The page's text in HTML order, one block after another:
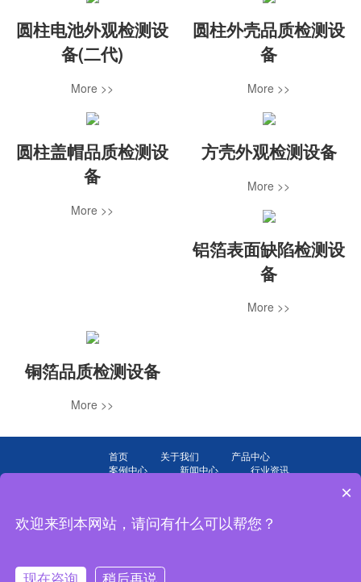
圆柱电池外观检测设
备(二代)
More >>
圆柱外壳品质检测设
备
More >>
圆柱盖帽品质检测设
备
More >>
方壳外观检测设备
More >>
铝箔表面缺陷检测设
备
More >>
铜箔品质检测设备
More >>
首页 关于我们
产品中心
案例中心
新闻中心
行业资讯
网站地图
×
欢迎来到本网站，请问有什么可以帮您？
现在咨询 稍后再说